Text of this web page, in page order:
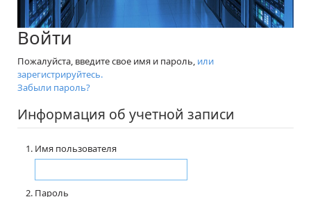
Войти
Пожалуйста, введите свое имя и пароль, или
зарегистрируйтесь.
Забыли пароль?
Информация об учетной записи
Имя пользователя
Пароль